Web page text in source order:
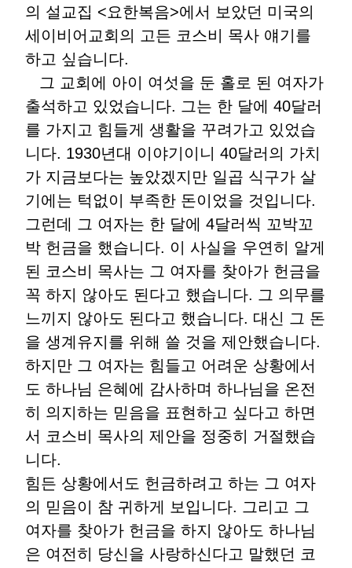
의 설교집 <요한복음>에서 보았던 미국의
세이비어교회의 고든 코스비 목사 얘기를
하고 싶습니다.
그 교회에 아이 여섯을 둔 홀로 된 여자가
출석하고 있었습니다. 그는 한 달에 40달러
를 가지고 힘들게 생활을 꾸려가고 있었습
니다. 1930년대 이야기이니 40달러의 가치
가 지금보다는 높았겠지만 일곱 식구가 살
기에는 턱없이 부족한 돈이었을 것입니다.
그런데 그 여자는 한 달에 4달러씩 꼬박꼬
박 헌금을 했습니다. 이 사실을 우연히 알게
된 코스비 목사는 그 여자를 찾아가 헌금을
꼭 하지 않아도 된다고 했습니다. 그 의무를
느끼지 않아도 된다고 했습니다. 대신 그 돈
을 생계유지를 위해 쓸 것을 제안했습니다.
하지만 그 여자는 힘들고 어려운 상황에서
도 하나님 은혜에 감사하며 하나님을 온전
히 의지하는 믿음을 표현하고 싶다고 하면
서 코스비 목사의 제안을 정중히 거절했습
니다.
힘든 상황에서도 헌금하려고 하는 그 여자
의 믿음이 참 귀하게 보입니다. 그리고 그
여자를 찾아가 헌금을 하지 않아도 하나님
은 여전히 당신을 사랑하신다고 말했던 코